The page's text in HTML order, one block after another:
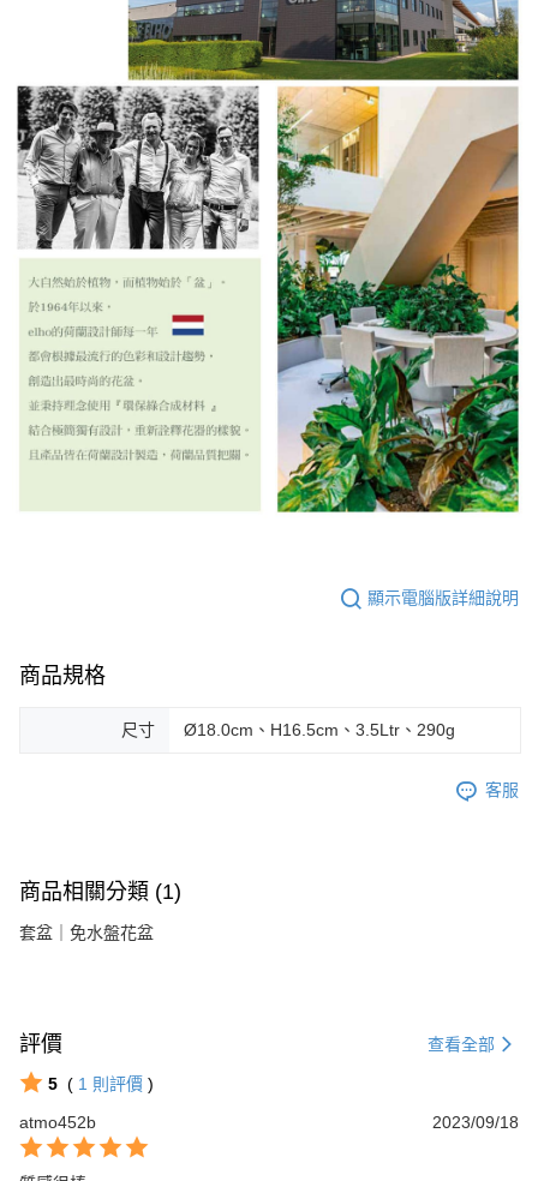
顯示電腦版詳細說明
商品規格
尺寸 Ø18.0cm、H16.5cm、3.5Ltr、290g
客服
商品相關分類 (1)
套盆｜免水盤花盆
評價 查看全部
5 ( 1 則評價 )
atmo452b
2023/09/18